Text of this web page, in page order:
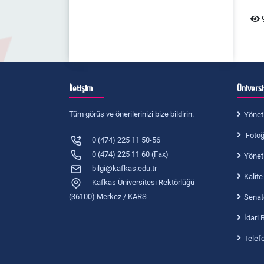
İletişim
Tüm görüş ve önerilerinizi bize bildirin.
0 (474) 225 11 50-56
0 (474) 225 11 60 (Fax)
bilgi@kafkas.edu.tr
Kafkas Üniversitesi Rektörlüğü
(36100) Merkez / KARS
İdari